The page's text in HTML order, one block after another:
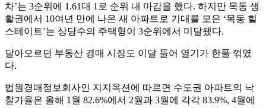
차’는 3순위에 1.61대 1로 순위 내 마감을 했다. 하지만 목동 생
활권에서 10여년 만에 나온 새 아파트로 기대를 모은 ‘목동 힐
스테이트’는 상당수의 주택형이 3순위에서 미달됐다.
달아오르던 부동산 경매 시장도 이달 들어 열기가 한풀 꺾였
다.
법원경매정보회사인 지지옥션에 따르면 수도권 아파트의 낙
찰가율은 올해 1월 82.6%에서 2월과 3월에 각각 83.9%, 4월에